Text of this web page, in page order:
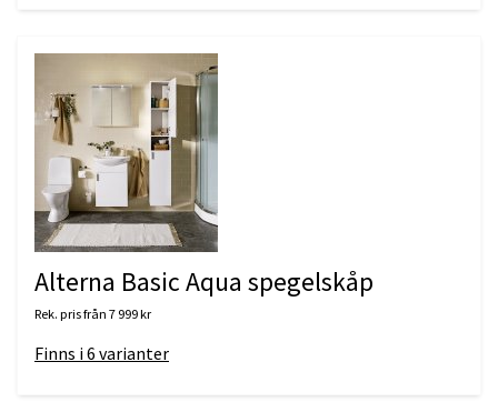
Alterna Basic Aqua spegelskåp
Rek. pris från 7 999 kr
Finns i6 varianter